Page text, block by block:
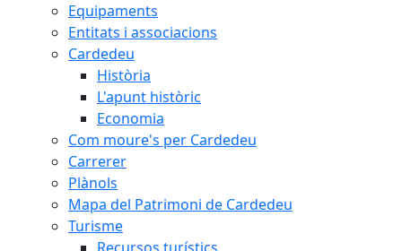
Equipaments
Entitats i associacions
Cardedeu
Història
L'apunt històric
Economia
Com moure's per Cardedeu
Carrerer
Plànols
Mapa del Patrimoni de Cardedeu
Turisme